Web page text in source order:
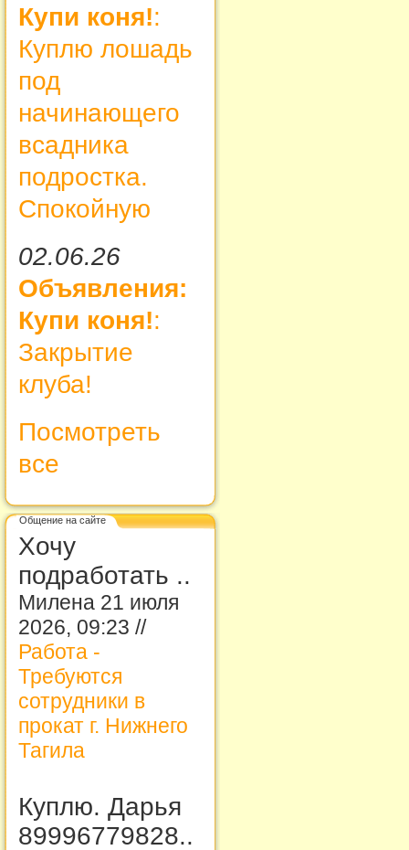
Купи коня!:
Куплю лошадь
под
начинающего
всадника
подростка.
Спокойную
02.06.26
Объявления:
Купи коня!:
Закрытие
клуба!
Посмотреть
все
Общение на сайте
Хочу
подработать ..
Милена 21 июля
2026, 09:23 //
Работа -
Требуются
сотрудники в
прокат г. Нижнего
Тагила
Куплю. Дарья
89996779828..